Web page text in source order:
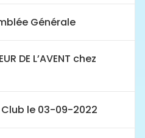
Générale
DE L’AVENT chez
le 03-09-2022